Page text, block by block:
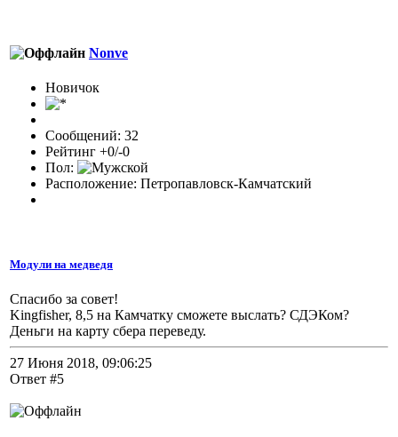
Nonve
Новичок
Сообщений: 32
Рейтинг +0/-0
Пол:
Расположение: Петропавловск-Камчатский
Модули на медведя
Спасибо за совет!
Kingfisher, 8,5 на Камчатку сможете выслать? СДЭКом?
Деньги на карту сбера переведу.
27 Июня 2018, 09:06:25
Ответ #5